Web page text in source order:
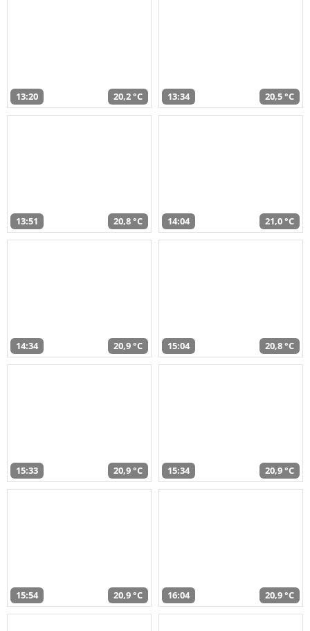
13:20 20,2 °C 13:34 20,5 °C
13:51 20,8 °C 14:04 21,0 °C
14:34 20,9 °C 15:04 20,8 °C
15:33 20,9 °C 15:34 20,9 °C
15:54 20,9 °C 16:04 20,9 °C